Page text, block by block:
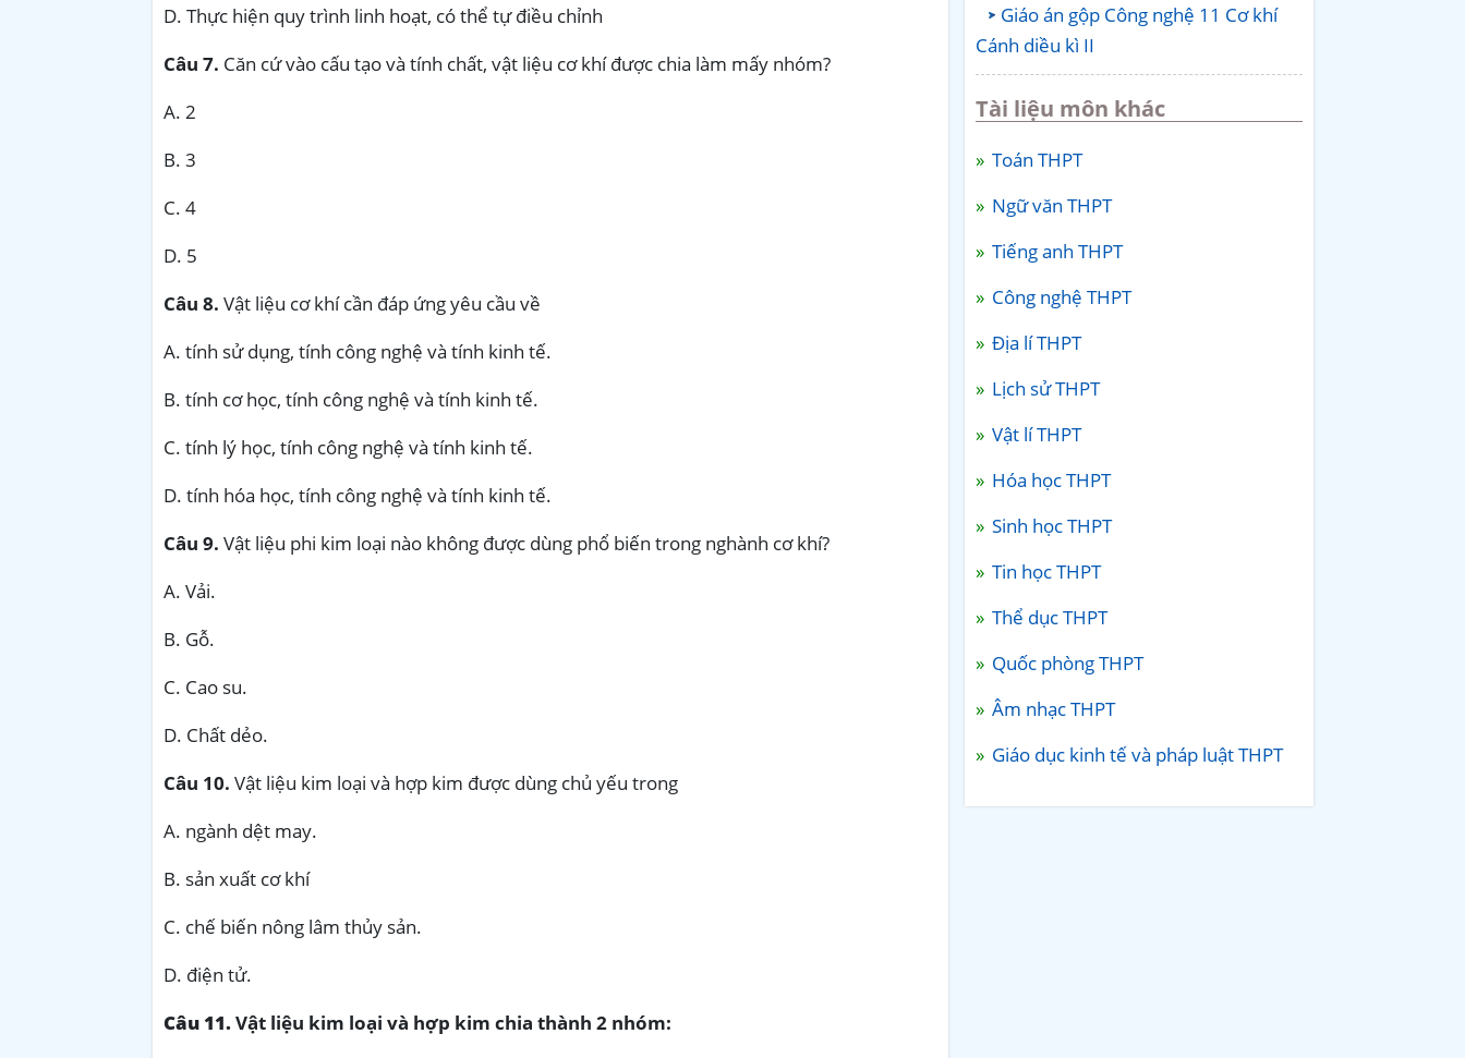
D. Thực hiện quy trình linh hoạt, có thể tự điều chỉnh
Câu 7. Căn cứ vào cấu tạo và tính chất, vật liệu cơ khí được chia làm mấy nhóm?
A. 2
B. 3
C. 4
D. 5
Câu 8. Vật liệu cơ khí cần đáp ứng yêu cầu về
A. tính sử dụng, tính công nghệ và tính kinh tế.
B. tính cơ học, tính công nghệ và tính kinh tế.
C. tính lý học, tính công nghệ và tính kinh tế.
D. tính hóa học, tính công nghệ và tính kinh tế.
Câu 9. Vật liệu phi kim loại nào không được dùng phổ biến trong nghành cơ khí?
A. Vải.
B. Gỗ.
C. Cao su.
D. Chất dẻo.
Câu 10. Vật liệu kim loại và hợp kim được dùng chủ yếu trong
A. ngành dệt may.
B. sản xuất cơ khí
C. chế biến nông lâm thủy sản.
D. điện tử.
Câu 11.Vật liệu kim loại và hợp kim chia thành 2 nhóm:
Giáo án gộp Công nghệ 11 Cơ khí
Cánh diều kì II
Tài liệu môn khác
Toán THPT
Ngữ văn THPT
Tiếng anh THPT
Công nghệ THPT
Địa lí THPT
Lịch sử THPT
Vật lí THPT
Hóa học THPT
Sinh học THPT
Tin học THPT
Thể dục THPT
Quốc phòng THPT
Âm nhạc THPT
Giáo dục kinh tế và pháp luật THPT